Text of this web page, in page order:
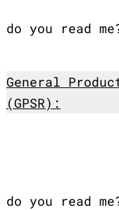
do you read
General
(GPSR):
do you read